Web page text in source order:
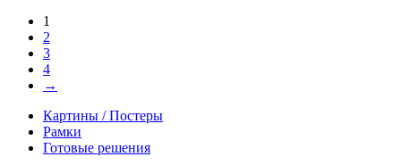
1
2
3
4
→
Картины / Постеры
Рамки
Готовые решения